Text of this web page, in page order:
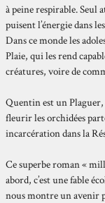
à peine respirable. Seul
puisent l’énergie dans
Dans ce monde les
Plaie, qui les rend
créatures, voire de
Quentin est un Plaguer,
fleurir les orchidées
incarcération dans la
Ce superbe roman «
abord, c’est une fable
nous montre un avenir